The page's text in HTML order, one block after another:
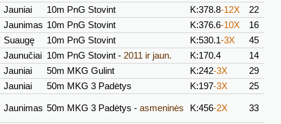
Jauniai 10m PnG Stovint K:378.8-12X
22
Jaunimas 10m PnG Stovint K:376.6-10X
16
Suaugę 10m PnG Stovint K:530.1-3X
45
Jaunučiai 10m PnG Stovint - 2011 ir jaun. K:170.4
14
Jauniai 50m MKG Gulint K:242-3X
29
Jauniai 50m MKG 3 Padėtys K:197-3X 25
Jaunimas 50m MKG 3 Padėtys - asmeninės K:456-2X 33